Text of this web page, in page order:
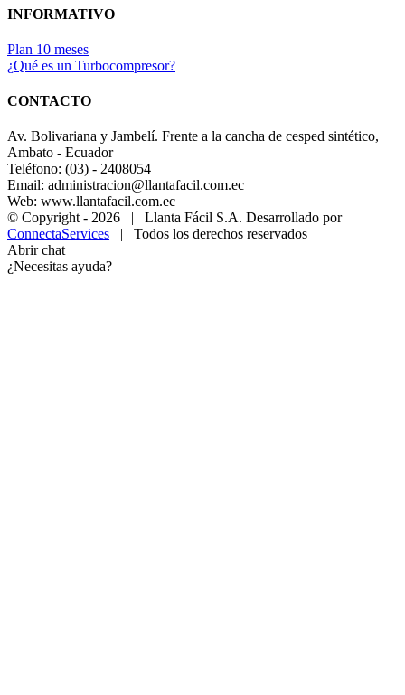
INFORMATIVO
Plan 10 meses
¿Qué es un Turbocompresor?
CONTACTO
Av. Bolivariana y Jambelí. Frente a la cancha de cesped sintético,
Ambato - Ecuador
Teléfono: (03) - 2408054
Email: administracion@llantafacil.com.ec
Web: www.llantafacil.com.ec
© Copyright - 2026 | Llanta Fácil S.A. Desarrollado por
ConnectaServices | Todos los derechos reservados
Abrir chat
¿Necesitas ayuda?